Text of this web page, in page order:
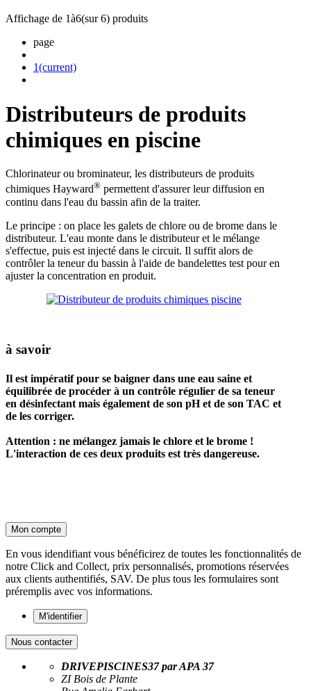
Affichage de 1à6(sur6) produits
page
1(current)
Distributeurs de produits
chimiques en piscine
Chlorinateur ou brominateur, les distributeurs de produits
chimiques Hayward® permettent d'assurer leur diffusion en
continu dans l'eau du bassin afin de la traiter.
Le principe : on place les galets de chlore ou de brome dans le
distributeur. L'eau monte dans le distributeur et le mélange
s'effectue, puis est injecté dans le circuit. Il suffit alors de
contrôler la teneur du bassin à l'aide de bandelettes test pour en
ajuster la concentration en produit.
à savoir
Il est impératif pour se baigner dans une eau saine et
équilibrée de procéder à un contrôle régulier de sa teneur
en désinfectant mais également de son pH et de son TAC et
de les corriger.
Attention : ne mélangez jamais le chlore et le brome !
L'interaction de ces deux produits est très dangereuse.
Mon compte
En vous idendifiant vous bénéficirez de toutes les fonctionnalités de
notre Click and Collect, prix personnalisés, promotions réservées
aux clients authentifiés, SAV. De plus tous les formulaires sont
préremplis avec vos informations.
M'identifier
Nous contacter
DRIVEPISCINES37 par APA 37
ZI Bois de Plante